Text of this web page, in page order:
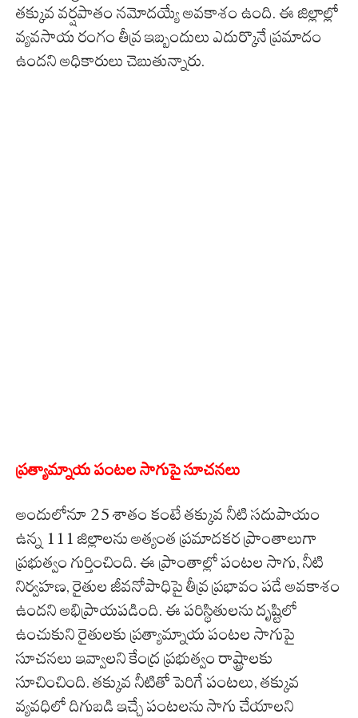
తక్కువ వర్షపాతం నమోదయ్యే అవకాశం ఉంది. ఈ జిల్లాల్లో
వ్యవసాయ రంగం తీవ్ర ఇబ్బందులు ఎదుర్కొనే ప్రమాదం
ఉందని అధికారులు చెబుతున్నారు.
ప్రత్యామ్నాయ పంటల సాగుపై సూచనలు
అందులోనూ 25 శాతం కంటే తక్కువ నీటి సదుపాయం
ఉన్న 111 జిల్లాలను అత్యంత ప్రమాదకర ప్రాంతాలుగా
ప్రభుత్వం గుర్తించింది. ఈ ప్రాంతాల్లో పంటల సాగు, నీటి
నిర్వహణ, రైతుల జీవనోపాధిపై తీవ్ర ప్రభావం పడే అవకాశం
ఉందని అభిప్రాయపడింది. ఈ పరిస్థితులను దృష్టిలో
ఉంచుకుని రైతులకు ప్రత్యామ్నాయ పంటల సాగుపై
సూచనలు ఇవ్వాలని కేంద్ర ప్రభుత్వం రాష్ట్రాలకు
సూచించింది. తక్కువ నీటితో పెరిగే పంటలు, తక్కువ
వ్యవధిలో దిగుబడి ఇచ్చే పంటలను సాగు చేయాలని